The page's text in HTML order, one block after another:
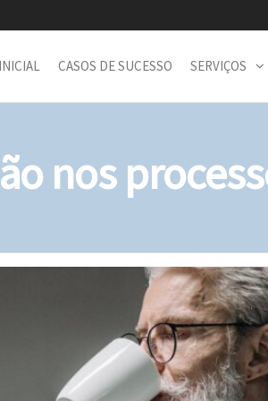
CASOS DE SUCESSO SERVIÇOS
nos